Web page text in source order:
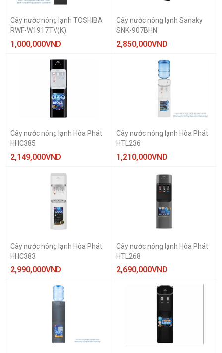
Cây nước nóng lạnh TOSHIBA
RWF-W1917TV(K)
1,000,000VND
Cây nước nóng lạnh Sanaky
SNK-907BHN
2,850,000VND
Cây nước nóng lạnh Hòa Phát
HHC385
2,149,000VND
Cây nước nóng lạnh Hòa Phát
HTL236
1,210,000VND
Cây nước nóng lạnh Hòa Phát
HHC383
2,990,000VND
Cây nước nóng lạnh Hòa Phát
HTL268
2,690,000VND